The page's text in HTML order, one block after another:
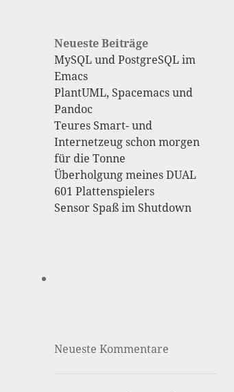
Neueste Beiträge
MySQL und PostgreSQL im
Emacs
PlantUML, Spacemacs und
Pandoc
Teures Smart- und
Internetzeug schon morgen
für die Tonne
Überholgung meines DUAL
601 Plattenspielers
Sensor Spaß im Shutdown
Neueste Kommentare